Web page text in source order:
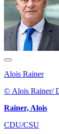
Alois Rainer
© Alois Rainer/
Rainer, Alois
CDU/CSU